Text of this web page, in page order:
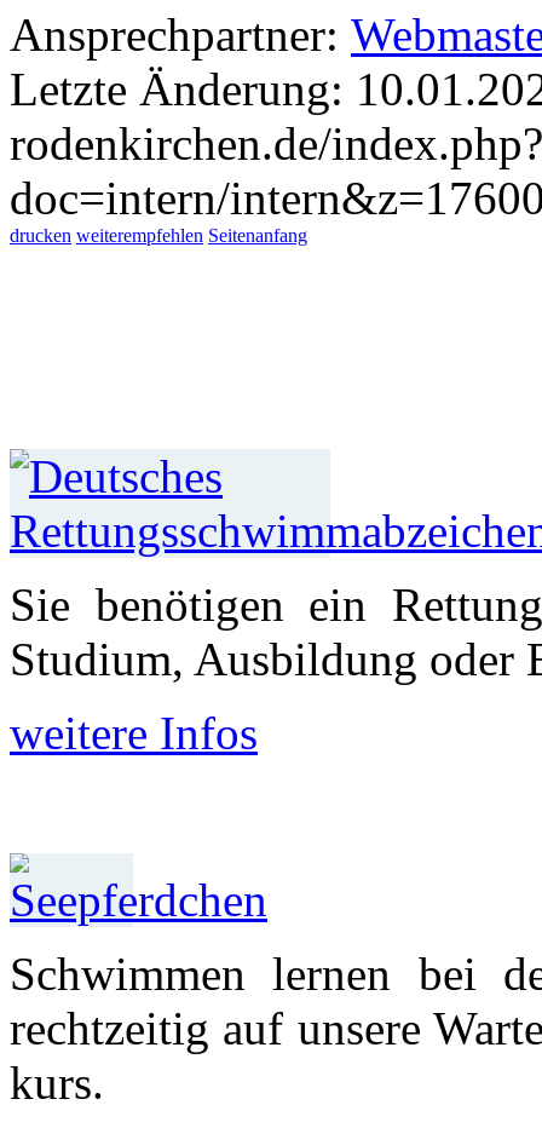
Ansprechpartner:
Letzte Änderung:
rodenkirchen.de/index.php?
doc=intern/
drucken weiterempfehlen Seitenanfang
Sie benötigen ein
Studium, Aus­bildung oder
weitere Infos
Schwimmen lernen bei
recht­zeitig auf unsere
kurs.